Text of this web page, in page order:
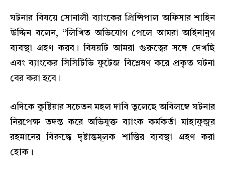
ঘটনার বিষয়ে সোনালী ব্যাংকের প্রিন্সিপাল অফিসার শাহিন
উদ্দিন বলেন, “লিখিত অভিযোগ পেলে আমরা আইনানুগ
ব্যবস্থা গ্রহণ করব। বিষয়টি আমরা গুরুত্বের সঙ্গে দেখছি
এবং ব্যাংকের সিসিটিভি ফুটেজ বিশ্লেষণ করে প্রকৃত ঘটনা
বের করা হবে।
এদিকে কুষ্টিয়ার সচেতন মহল দাবি তুলেছে অবিলম্বে ঘটনার
নিরপেক্ষ তদন্ত করে অভিযুক্ত ব্যাংক কর্মকর্তা মাহাফুজুর
রহমানের বিরুদ্ধে দৃষ্টান্তমূলক শাস্তির ব্যবস্থা গ্রহণ করা
হোক।